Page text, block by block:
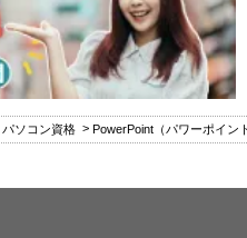
ソコン資格 PowerPoint（パワーポイン